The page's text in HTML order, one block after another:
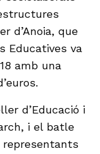
d’Anoia, que
Educatives va
amb una
d’Educació i
i el batle
representants